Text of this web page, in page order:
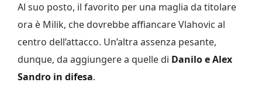
Al suo posto, il favorito per una maglia da titolare
ora è Milik, che dovrebbe affiancare Vlahovic al
centro dell’attacco. Un’altra assenza pesante,
dunque, da aggiungere a quelle di Danilo e Alex
Sandro in difesa.